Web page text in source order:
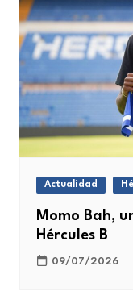
Actualidad
Momo Bah,
Hércules B
09/07/2026